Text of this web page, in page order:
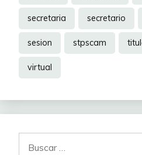
secretaria secretario
sesion stpscam
virtual